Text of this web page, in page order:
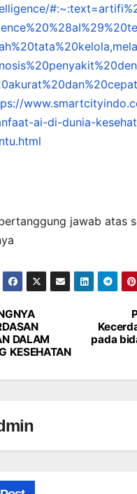
ai-di-dunia-
jawab atas
pada
DALAM
KESEHATAN